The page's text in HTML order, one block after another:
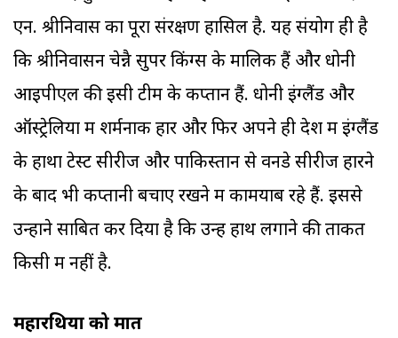
एन. श्रीनिवास का पूरा संरक्षण हासिल है. यह संयोग ही है
कि श्रीनिवासन चेन्नै सुपर किंग्स के मालिक हैं और धोनी
आइपीएल की इसी टीम के कप्तान हैं. धोनी इंग्लैंड और
ऑस्ट्रेलिया में शर्मनाक हार और फिर अपने ही देश में इंग्लैंड
के हाथों टेस्ट सीरीज और पाकिस्तान से वनडे सीरीज हारने
के बाद भी कप्तानी बचाए रखने में कामयाब रहे हैं. इससे
उन्होंने साबित कर दिया है कि उन्हें हाथ लगाने की ताकत
किसी में नहीं है.
महारथियों को मात